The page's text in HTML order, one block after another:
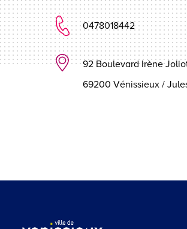
0478018442
92 Boulevard Irène
69200 Vénissieux /